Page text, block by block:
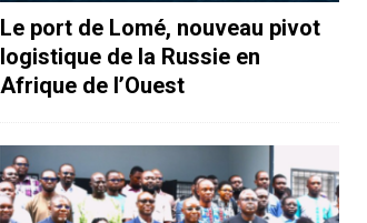
Le port de Lomé, nouveau pivot
logistique de la Russie en
Afrique de l’Ouest